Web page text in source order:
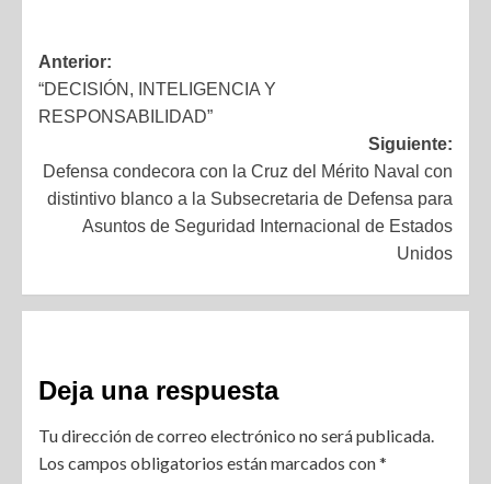
Anterior:
“DECISIÓN, INTELIGENCIA Y
RESPONSABILIDAD”
Siguiente:
Defensa condecora con la Cruz del Mérito Naval con
distintivo blanco a la Subsecretaria de Defensa para
Asuntos de Seguridad Internacional de Estados
Unidos
Deja una respuesta
Tu dirección de correo electrónico no será publicada.
Los campos obligatorios están marcados con*